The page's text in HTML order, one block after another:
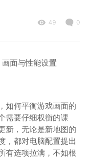
49 0
如何平衡游戏画面的
需要仔细权衡的课
新，无论是新地图的
，都对电脑配置提出
有选项拉满，不如根